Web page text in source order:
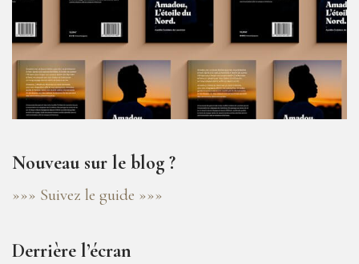
Nouveau sur le blog ?
»»» Suivez le guide »»»
Derrière l’écran